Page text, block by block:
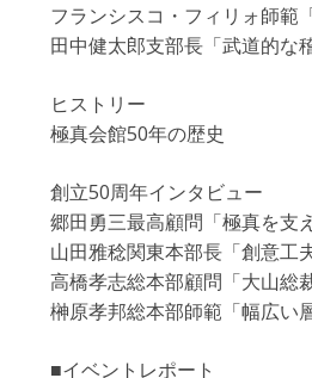
フランシスコ・フィリォ師範
田中健太郎支部長「武道的な
ヒストリー
極真会館50年の歴史
創立50周年インタビュー
郷田勇三最高顧問「極真を支
山田雅稔関東本部長「創意工
高橋孝志総本部顧問「大山総
榊原孝邦総本部師範「幅広い
■イベントレポート